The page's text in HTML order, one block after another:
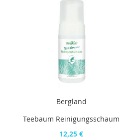
Bergland
Teebaum Reinigungsschaum
12,25 €